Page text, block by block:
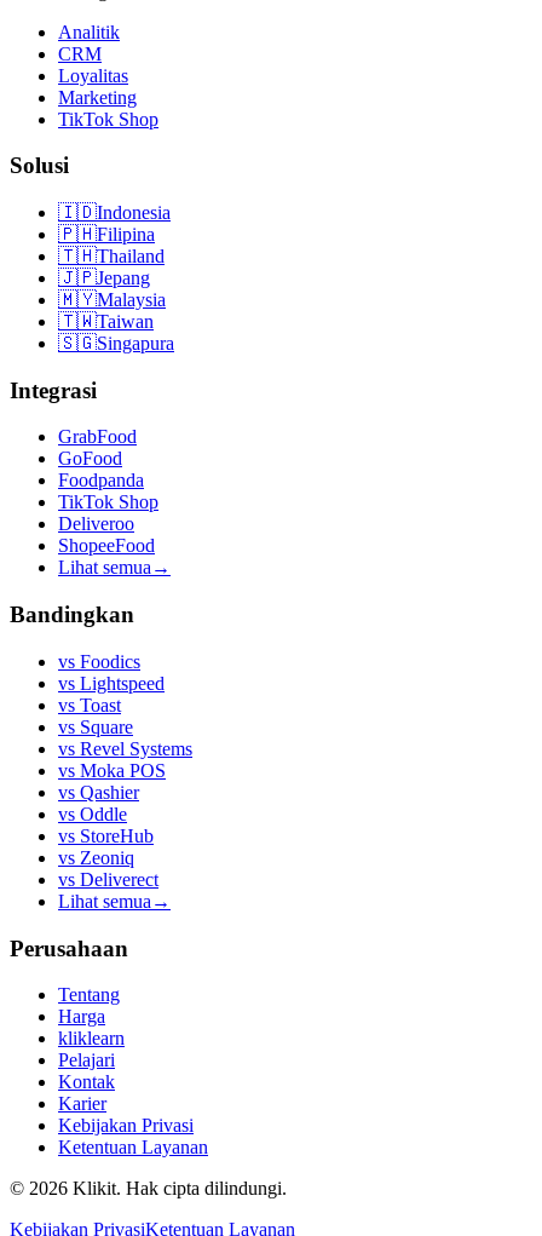
Analitik
CRM
Loyalitas
Marketing
TikTok Shop
Solusi
🇮🇩Indonesia
🇵🇭Filipina
🇹🇭Thailand
🇯🇵Jepang
🇲🇾Malaysia
🇹🇼Taiwan
🇸🇬Singapura
Integrasi
GrabFood
GoFood
Foodpanda
TikTok Shop
Deliveroo
ShopeeFood
Lihat semua→
Bandingkan
vs Foodics
vs Lightspeed
vs Toast
vs Square
vs Revel Systems
vs Moka POS
vs Qashier
vs Oddle
vs StoreHub
vs Zeoniq
vs Deliverect
Lihat semua →
Perusahaan
Tentang
Harga
kliklearn
Pelajari
Kontak
Karier
Kebijakan Privasi
Ketentuan Layanan
© 2026 Klikit. Hak cipta dilindungi.
Kebijakan PrivasiKetentuan Layanan